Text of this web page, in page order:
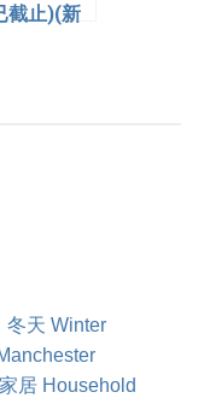
截止)(新
冬天 Winter
家居 Household